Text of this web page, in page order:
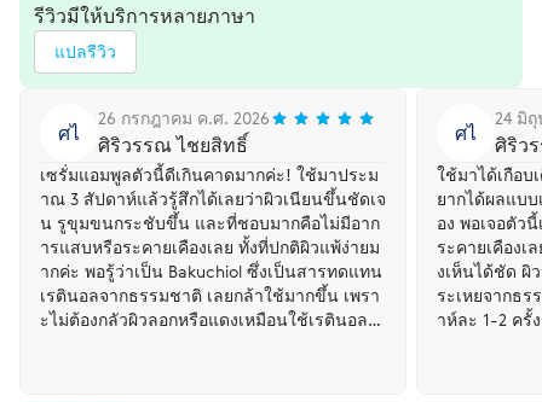
รีวิวมีให้บริการหลายภาษา
แปลรีวิว
ศไ
26 กรกฎาคม ค.ศ. 2026
ศิริวรรณ ไชยสิทธิ์
เซรั่มแอมพูลตัวนี้ดีเกินคาดมากค่ะ! ใช้มาประม
าณ 3 สัปดาห์แล้วรู้สึกได้เลยว่าผิวเนียนขึ้นชัดเจ
น รูขุมขนกระชับขึ้น และที่ชอบมากคือไม่มีอาก
ารแสบหรือระคายเคืองเลย ทั้งที่ปกติผิวแพ้ง่ายม
ากค่ะ พอรู้ว่าเป็น Bakuchiol ซึ่งเป็นสารทดแทน
เรตินอลจากธรรมชาติ เลยกล้าใช้มากขึ้น เพรา
ะไม่ต้องกลัวผิวลอกหรือแดงเหมือนใช้เรตินอลต
ศไ
24 มิ
ศิริว
ใช้มาได้เกือบ
ยากได้ผลแบ
อง พอเจอตัว
ระคายเคือง
งเห็นได้ชัด
ระเหยจากธ
าห์ละ 1-2 ค